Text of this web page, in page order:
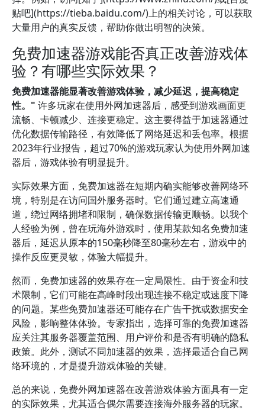
贴吧](https://tieba.baidu.com/)上的相关讨论，可以获取
大量用户的真实反馈，帮助你做出明智的决策。
免费加速器游戏能否真正改善游戏体
验？有哪些实际效果？
免费加速器能显著改善游戏体验，减少延迟，提高稳定
性。" 许多玩家在使用外网加速器后，感受到游戏画面更
流畅、卡顿减少、连接更稳定。这主要得益于加速器通过
优化数据传输路径，有效降低了网络延迟和丢包率。根据
2023年行业报告，超过70%的游戏玩家认为使用外网加速
器后，游戏体验有明显提升。
实际效果方面，免费加速器在短期内确实能够改善网络环
境，特别是在访问国外服务器时。它们通过建立高速通
道，绕过网络拥堵和限制，确保数据传输更顺畅。以我个
人经验为例，曾在玩海外游戏时，使用某款知名免费加速
器后，延迟从原本的150毫秒降至80毫秒左右，游戏中的
操作反应更灵敏，体验大幅提升。
然而，免费加速器的效果存在一定局限性。由于资金和技
术限制，它们可能在高峰时段出现连接不稳定或速度下降
的问题。某些免费加速器还可能存在广告干扰或数据安全
风险，影响整体体验。专家指出，选择可靠的免费加速器
应关注其服务器覆盖范围、用户评价和是否有明确的隐私
政策。此外，测试不同加速器的效果，选择最适合自己网
络环境的，才是提升游戏体验的关键。
总的来说，免费外网加速器在改善游戏体验方面具有一定
的实际效果，尤其适合偶尔需要连接海外服务器的玩家。